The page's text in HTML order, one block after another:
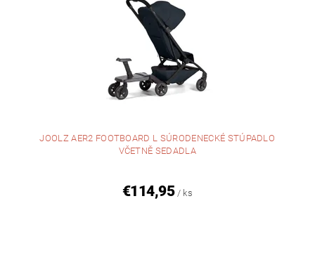
JOOLZ AER2 FOOTBOARD L SÚRODENECKÉ STÚPADLO
VČETNĚ SEDADLA
€114,95 / ks